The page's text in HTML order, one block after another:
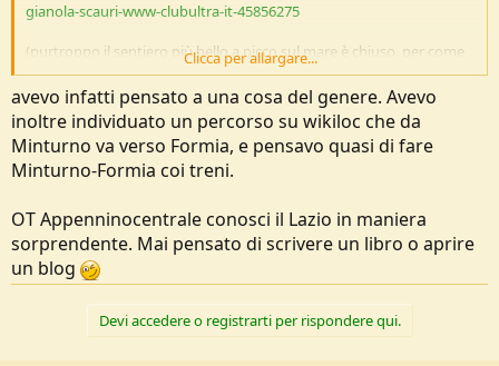
gianola-scauri-www-clubultra-it-45856275
(purtroppo il sentiero più bello a picco sul mare è chiuso, per come
lo ricordo è una mini cengia di terra tenuta su dalla vegetazione,
piuttosto inquietante; non è comunque compreso nella traccia
sopra linkata)
Ombra poca (niente?), mare bellissimo, resti di una villa romana.
Raccomandate le pasticcerie di Scauri, la vicinanza con la Campania
Clicca per allargare...
avevo infatti pensato a una cosa del genere. Avevo
inoltre individuato un percorso su wikiloc che da
Minturno va verso Formia, e pensavo quasi di fare
Minturno-Formia coi treni.
OT Appenninocentrale conosci il Lazio in maniera
sorprendente. Mai pensato di scrivere un libro o aprire
un blog
Devi accedere o registrarti per rispondere qui.